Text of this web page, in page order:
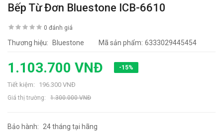
Bếp Từ Đơn Bluestone ICB-6610
0 đánh giá
Thương hiệu: Bluestone Mã sản phẩm: 6333029445454
1.103.700 VNĐ -15%
Tiết kiệm: 196.300 VNĐ
Giá thị trường: 1.300.000 VNĐ
Bảo hành: 24 tháng tại hãng